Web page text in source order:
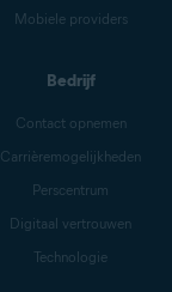
Mobiele providers
Bedrijf
Contact opnemen
Carrièremogelijkheden
Perscentrum
Digitaal vertrouwen
Technologie